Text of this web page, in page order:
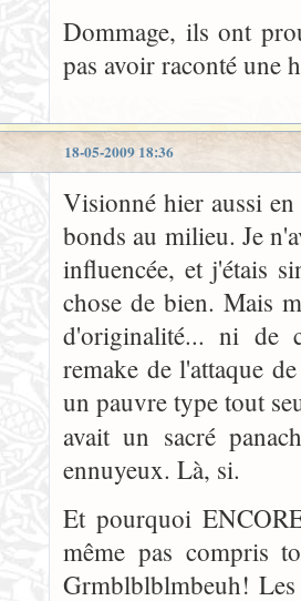
Dommage, ils ont
pas avoir raconté une
18-05-2009 18:36
Visionné hier aussi
bonds au milieu. Je
influencée, et j'étais
chose de bien. Mais
d'originalité... ni de
remake de l'attaque
un pauvre type tout
avait un sacré
ennuyeux. Là, si.
Et pourquoi
même pas compris
Grmblblblmbeuh! Les